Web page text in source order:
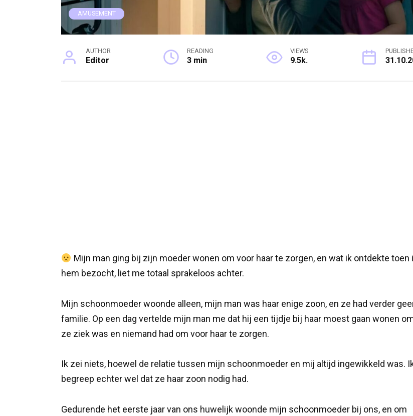
AMUSEMENT
AUTHOR
Editor
READING
3 min
VIEWS
9.5k.
Mijn man ging bij zijn moeder wonen om voor haar te zorgen, en wat ik ontdekte toen
hem bezocht, liet me totaal sprakeloos achter.
Mijn schoonmoeder woonde alleen, mijn man was haar enige zoon, en ze had verder
familie. Op een dag vertelde mijn man me dat hij een tijdje bij haar moest gaan wonen
ze ziek was en niemand had om voor haar te zorgen.
Ik zei niets, hoewel de relatie tussen mijn schoonmoeder en mij altijd ingewikkeld was.
begreep echter wel dat ze haar zoon nodig had.
Gedurende het eerste jaar van ons huwelijk woonde mijn schoonmoeder bij ons, en om